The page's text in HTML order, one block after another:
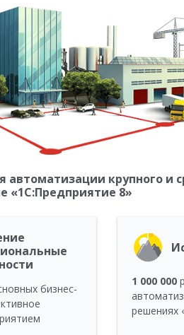
крупного и
«1С:Предприятие 8»
бизнес-
1 000 000
решениях